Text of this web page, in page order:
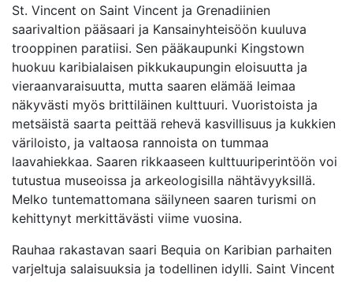
St. Vincent on Saint Vincent ja Grenadiinien
saarivaltion pääsaari ja Kansainyhteisöön kuuluva
trooppinen paratiisi. Sen pääkaupunki Kingstown
huokuu karibialaisen pikkukaupungin eloisuutta ja
vieraanvaraisuutta, mutta saaren elämää leimaa
näkyvästi myös brittiläinen kulttuuri. Vuoristoista ja
metsäistä saarta peittää rehevä kasvillisuus ja kukkien
väriloisto, ja valtaosa rannoista on tummaa
laavahiekkaa. Saaren rikkaaseen kulttuuriperintöön voi
tutustua museoissa ja arkeologisilla nähtävyyksillä.
Melko tuntemattomana säilyneen saaren turismi on
kehittynyt merkittävästi viime vuosina.
Rauhaa rakastavan saari Bequia on Karibian parhaiten
varjeltuja salaisuuksia ja todellinen idylli. Saint Vincent